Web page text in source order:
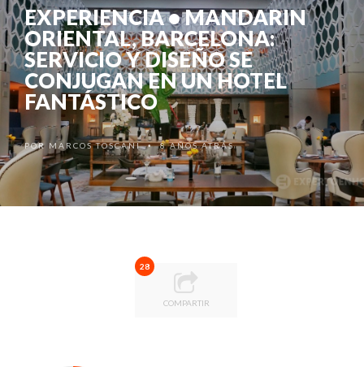
EXPERIENCIA • MANDARIN
ORIENTAL, BARCELONA:
SERVICIO Y DISEÑO SE
CONJUGAN EN UN HOTEL
FANTÁSTICO
POR MARCOS TOSCANI •8 AÑOS ATRÁS
28
COMPARTIR